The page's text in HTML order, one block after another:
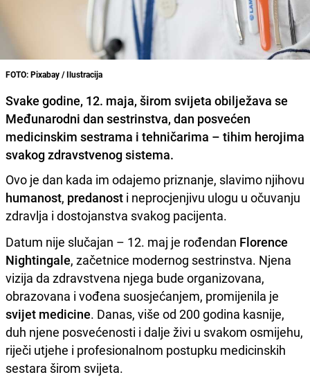
FOTO: Pixabay / Ilustracija
Svake godine, 12. maja, širom svijeta obilježava se
Međunarodni dan sestrinstva, dan posvećen
medicinskim sestrama i tehničarima – tihim herojima
svakog zdravstvenog sistema.
Ovo je dan kada im odajemo priznanje, slavimo njihovu
humanost, predanost i neprocjenjivu ulogu u očuvanju
zdravlja i dostojanstva svakog pacijenta.
Datum nije slučajan – 12. maj je rođendan Florence
Nightingale, začetnice modernog sestrinstva. Njena
vizija da zdravstvena njega bude organizovana,
obrazovana i vođena suosjećanjem, promijenila je
svijet medicine. Danas, više od 200 godina kasnije,
duh njene posvećenosti i dalje živi u svakom osmijehu,
riječi utjehe i profesionalnom postupku medicinskih
sestara širom svijeta.